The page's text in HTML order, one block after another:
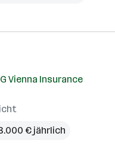
Vienna Insurance
€ jährlich